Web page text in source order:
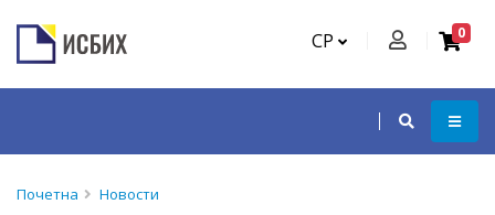
СР 0
Почетна Новости